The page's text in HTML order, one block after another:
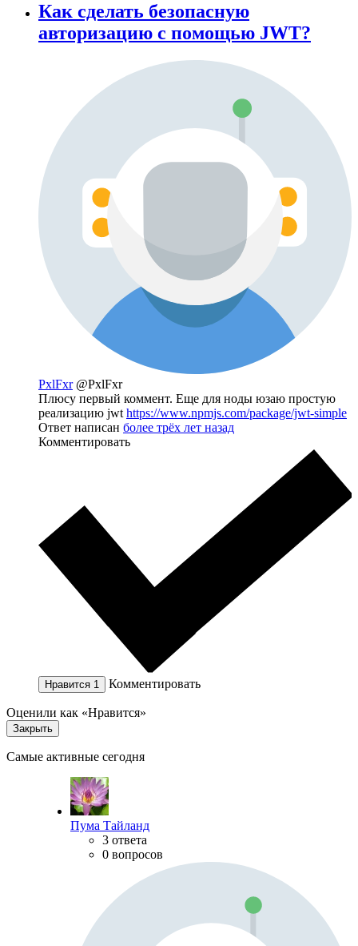
Как сделать безопасную
авторизацию с помощью JWT?
PxlFxr @PxlFxr
Плюсу первый коммент. Еще для ноды юзаю простую
реализацию jwt https://www.npmjs.com/package/jwt-simple
Ответ написан более трёх лет назад
Комментировать
Нравится 1 Комментировать
Оценили как «Нравится»
Закрыть
Самые активные сегодня
Пума Тайланд
3 ответа
0 вопросов